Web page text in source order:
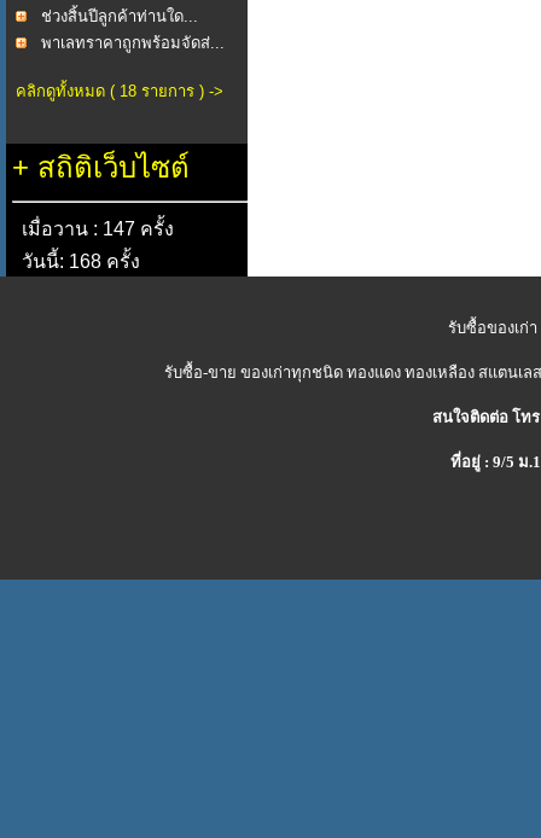
ช่วงสิ้นปีลูกค้าท่านใด...
พาเลทราคาถูกพร้อมจัดส่...
คลิกดูทั้งหมด ( 18 รายการ ) ->
+ สถิติเว็บไซต์
เมื่อวาน : 147 ครั้ง
วันนี้: 168 ครั้ง
รับซื้อของเก่
รับซื้อ-ขาย ของเก่าทุกชนิด ทองแดง ทองเหลือง สแตนเ
สนใจติดต่อ โทร
ที่อยู่ : 9/5 ม